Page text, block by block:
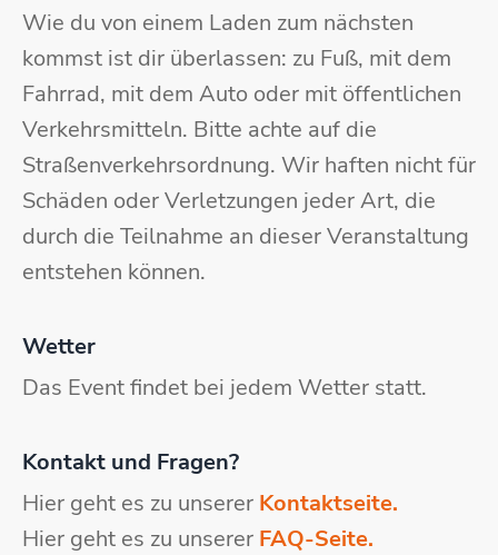
Wie du von einem Laden zum nächsten
kommst ist dir überlassen: zu Fuß, mit dem
Fahrrad, mit dem Auto oder mit öffentlichen
Verkehrsmitteln. Bitte achte auf die
Straßenverkehrsordnung. Wir haften nicht für
Schäden oder Verletzungen jeder Art, die
durch die Teilnahme an dieser Veranstaltung
entstehen können.
Wetter
Das Event findet bei jedem Wetter statt.
Kontakt und Fragen?
Hier geht es zu unserer Kontaktseite.
Hier geht es zu unserer FAQ-Seite.